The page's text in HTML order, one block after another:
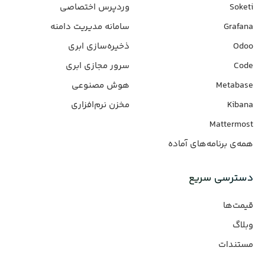
Soketi
Grafana
Odoo
Code
Metabase
Kibana
Mattermost
همه‌ی برنامه‌های آماده
وردپرس‌ اختصاصی
سامانه مدیریت دامنه
ذخیره‌سازی ابری
سرور مجازی ابری
هوش مصنوعی
مخزن نرم‌افزاری
دسترسی سریع
قیمت‌ها
وبلاگ
مستندات